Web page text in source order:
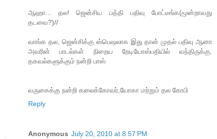
ஆஹா... தல! ஜென்சிய பத்தி பதிவு போட்டீங்க(மூன்றாவது
தடவை?)//
வாங்க தல, ஜென்சிக்கு ஸ்பெஷலாக இது தான் முதல் பதிவு ஆனா
அவரின் பாடல்கள் நிறைய றேடியோஸ்பதியில் வந்திருக்கு.
தகவல்களுக்கும் நன்றி பாஸ்
வருகைக்கு நன்றி கலைக்கோவர்,யோகா மற்றும் தல கோபி
Reply
Anonymous July 20, 2010 at 8:57 PM